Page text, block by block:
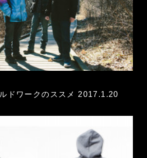
ドワークのススメ 2017.1.20